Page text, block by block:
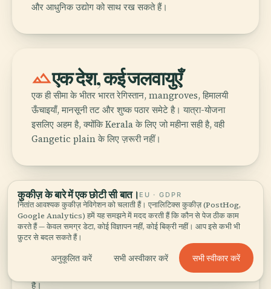
और आधुनिक उद्योग को साथ रख सकते हैं।
landscapeएक देश, कई जलवायुएँ
एक ही सीमा के भीतर भारत रेगिस्तान, mangroves, हिमालयी
ऊँचाइयाँ, मानसूनी तट और शुष्क पठार समेटे है। यात्रा-योजना
इसलिए अहम है, क्योंकि Kerala के लिए जो महीना सही है, वही
Gangetic plain के लिए ज़रूरी नहीं।
paymentsआधुनिक यात्रा की सहजता
अपने पैमाने और जटिलता के बावजूद, भारत में घूमना उतना कठिन
नहीं जितना पहली बार आने वाले कई लोग मान लेते हैं। E-visas,
app taxis, budget flights और UPI-based
payments ने बड़े hubs में पुरानी घर्षण का बड़ा हिस्सा हटा दिया
है।
कुकीज़ के बारे में एक छोटी सी बात। EU · GDPR
नितांत आवश्यक कुकीज़ नेविगेशन को चलाती हैं। एनालिटिक्स कुकीज़ (PostHog,
Google Analytics) हमें यह समझने में मदद करती हैं कि कौन से पेज ठीक काम
करते हैं — केवल समग्र डेटा, कोई विज्ञापन नहीं, कोई बिक्री नहीं। आप इसे कभी भी
फ़ुटर से बदल सकते हैं।
अनुकूलित करें सभी अस्वीकार करें सभी स्वीकार करें